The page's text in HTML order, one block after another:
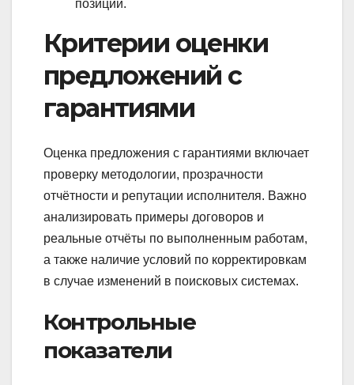
позиций.
Критерии оценки
предложений с
гарантиями
Оценка предложения с гарантиями включает
проверку методологии, прозрачности
отчётности и репутации исполнителя. Важно
анализировать примеры договоров и
реальные отчёты по выполненным работам,
а также наличие условий по корректировкам
в случае изменений в поисковых системах.
Контрольные
показатели